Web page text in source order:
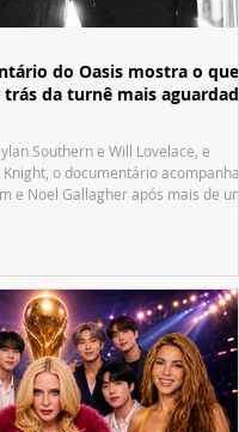
do Oasis mostra o que
da turnê mais aguardada
Southern e Will Lovelace, e
o documentário acompanha
e Noel Gallagher após mais de